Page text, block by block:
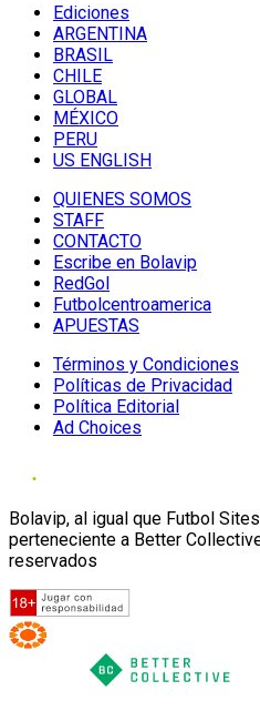
Ediciones
ARGENTINA
BRASIL
CHILE
GLOBAL
MÉXICO
PERU
US ENGLISH
QUIENES SOMOS
STAFF
CONTACTO
Escribe en Bolavip
RedGol
Futbolcentroamerica
APUESTAS
Términos y Condiciones
Políticas de Privacidad
Política Editorial
Ad Choices
Bolavip, al igual que Futbol
perteneciente a Better
reservados